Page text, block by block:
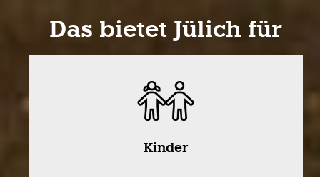
Das bietet Jülich für
Kinder